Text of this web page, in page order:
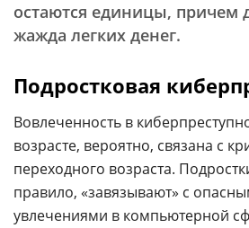
остаются единицы, причем
жажда легких денег.
Подростковая
Вовлеченность в
возрасте, вероятно, связана с
переходного возраста.
правило, «завязывают» с
увлечениями в компьютерной